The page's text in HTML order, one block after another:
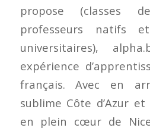
propose (classes
professeurs natifs
universitaires),
expérience
français. Avec en
sublime Côte d’Azur
en plein cœur de